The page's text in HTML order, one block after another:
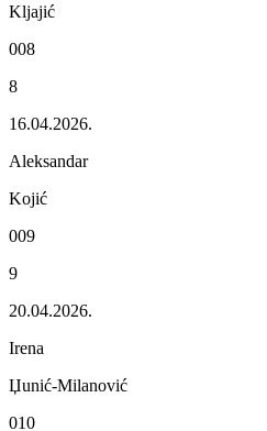
Kljajić
008
8
16.04.2026.
Alеksandar
Kojić
009
9
20.04.2026.
Irеna
Џunić-Milanović
010